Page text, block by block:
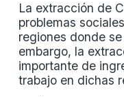
La extracción de
problemas
regiones donde
embargo, la
importante de
trabajo en dichas